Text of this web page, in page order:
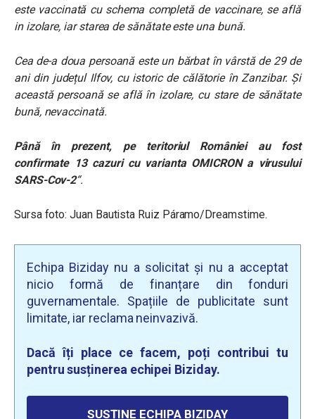
este vaccinată cu schema completă de vaccinare, se află
in izolare, iar starea de sănătate este una bună.
Cea de-a doua persoană este un bărbat în vârstă de 29 de
ani din județul Ilfov, cu istoric de călătorie în Zanzibar. Și
această persoană se află în izolare, cu stare de sănătate
bună, nevaccinată.
Până în prezent, pe teritoriul României au fost
confirmate 13 cazuri cu varianta OMICRON a virusului
SARS-Cov-2“.
Sursa foto: Juan Bautista Ruiz Páramo/Dreamstime.
Echipa Biziday nu a solicitat și nu a acceptat
nicio formă de finanțare din fonduri
guvernamentale. Spațiile de publicitate sunt
limitate, iar reclama neinvazivă.
Dacă îți place ce facem, poți contribui tu
pentru susținerea echipei Biziday.
SUSȚINE ECHIPA BIZIDAY